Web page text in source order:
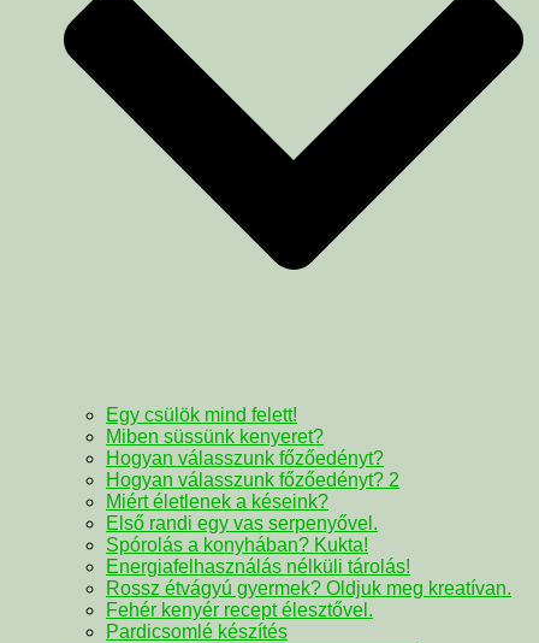
Egy csülök mind felett!
Miben süssünk kenyeret?
Hogyan válasszunk főzőedényt?
Hogyan válasszunk főzőedényt? 2
Miért életlenek a késeink?
Első randi egy vas serpenyővel.
Spórolás a konyhában? Kukta!
Energiafelhasználás nélküli tárolás!
Rossz étvágyú gyermek? Oldjuk meg kreatívan.
Fehér kenyér recept élesztővel.
Pardicsomlé készítés